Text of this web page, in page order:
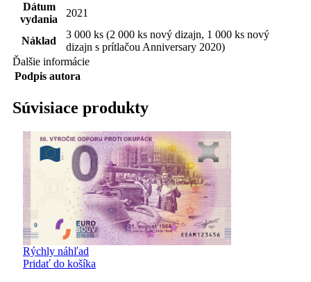
Dátum
vydania
2021
Náklad
3 000 ks (2 000 ks nový dizajn, 1 000 ks nový
dizajn s prítlačou Anniversary 2020)
Ďalšie informácie
Podpis autora
Súvisiace produkty
Rýchly náhľad
Pridať do košíka